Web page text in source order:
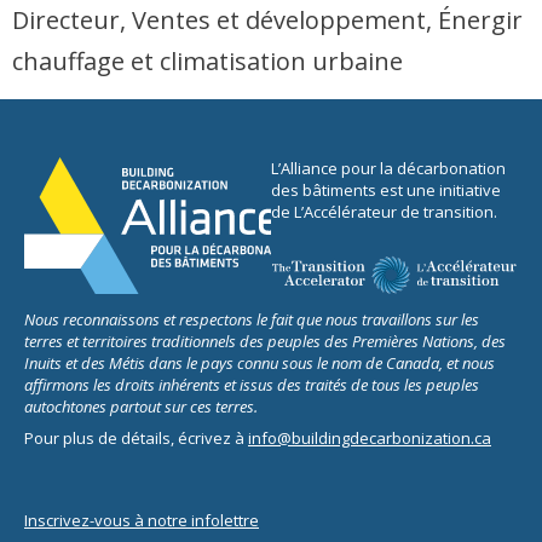
Directeur, Ventes et développement, Énergir
chauffage et climatisation urbaine
L’Alliance pour la décarbonation
des bâtiments est une initiative
de L’Accélérateur de transition.
Nous reconnaissons et respectons le fait que nous travaillons sur les
terres et territoires traditionnels des peuples des Premières Nations, des
Inuits et des Métis dans le pays connu sous le nom de Canada, et nous
affirmons les droits inhérents et issus des traités de tous les peuples
autochtones partout sur ces terres.
Pour plus de détails, écrivez à info@buildingdecarbonization.ca
Inscrivez-vous à notre infolettre